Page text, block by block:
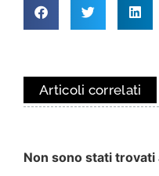
Articoli correlati
Non sono stati